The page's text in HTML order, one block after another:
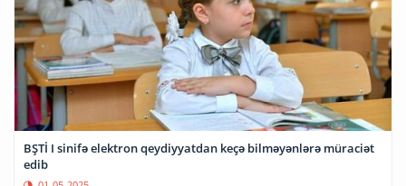
BŞTİ I sinifə elektron qeydiyyatdan keçə bilməyənlərə müraciət
edib